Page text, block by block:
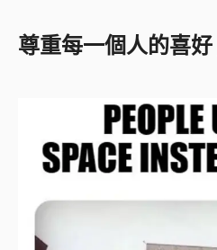
尊重每一個人的喜好